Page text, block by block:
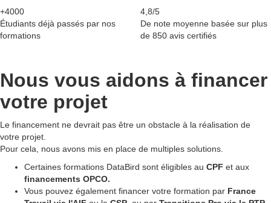
+4000
Étudiants déjà passés par nos
formations
4,8/5
De note moyenne basée sur plus
de 850 avis certifiés
Nous vous aidons à financer
votre projet
Le financement ne devrait pas être un obstacle à la réalisation de
votre projet.
Pour cela, nous avons mis en place de multiples solutions.
Certaines formations DataBird sont éligibles au CPF et aux
financements OPCO.
Vous pouvez également financer votre formation par France